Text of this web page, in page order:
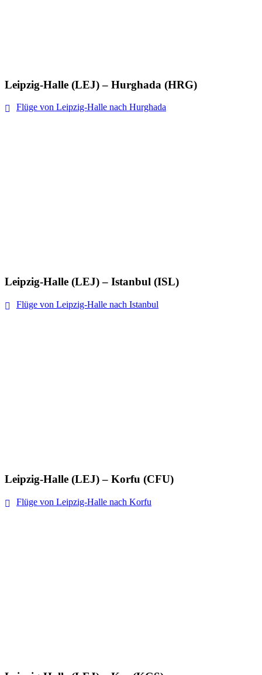
Leipzig-Halle (LEJ) – Hurghada (HRG)
Flüge von Leipzig-Halle nach Hurghada
Leipzig-Halle (LEJ) – Istanbul (ISL)
Flüge von Leipzig-Halle nach Istanbul
Leipzig-Halle (LEJ) – Korfu (CFU)
Flüge von Leipzig-Halle nach Korfu